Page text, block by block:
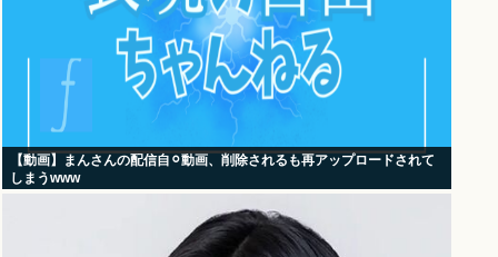
【動画】まんさんの配信自⚪︎動画、削除されるも再アップロードされて
しまうwww